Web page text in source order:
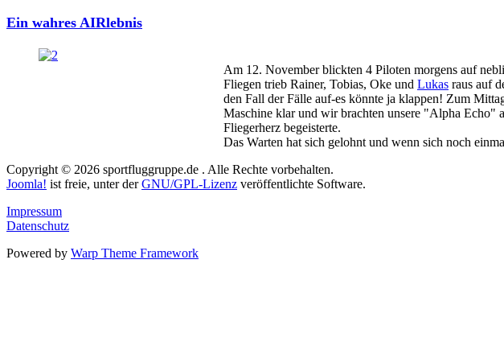
Ein wahres AIRlebnis
Am 12. November blickten 4 Piloten morgens auf
Fliegen trieb Rainer, Tobias, Oke und Lukas raus auf
den Fall der Fälle auf-es könnte ja klappen! Zum
Maschine klar und wir brachten unsere "Alpha Echo"
Fliegerherz begeisterte.
Das Warten hat sich gelohnt und wenn sich noch
Copyright © 2026 sportfluggruppe.de . Alle Rechte vorbehalten.
Joomla! ist freie, unter derGNU/GPL-Lizenz veröffentlichte Software.
Impressum
Datenschutz
Powered by Warp Theme Framework